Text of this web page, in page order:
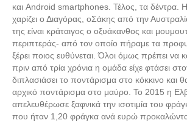
και Android smartphones. Τέλος, τα δέντρα.
χαρίζει ο Διαγόρας, οΣάκης από την
της είναι κράταιγος ο οξυάκανθος και
περιπτεράς- από τον οποίο πήραμε τα
ξέρει ποιος ευθύνεται. Όλοι όμως πρέπει να
πριν από τρία χρόνια η ομάδα είχε φτάσει
διπλασιάσει το ποντάρισμα στο κόκκινο και
αρχικό ποντάρισμα στο μαύρο. Το 2015 η
απελευθέρωσε ξαφνικά την ισοτιμία του
που ήταν 1,20 φράγκα ανά ευρώ